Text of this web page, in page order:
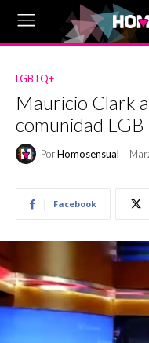
LGBTQ+
Mauricio Clark
comunidad
PorHomosensual
Facebook